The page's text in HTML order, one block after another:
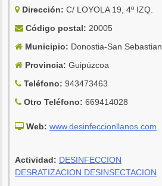
Dirección: C/ LOYOLA 19, 4º IZQ.
Código postal: 20005
Municipio: Donostia-San Sebastian
Provincia: Guipúzcoa
Teléfono: 943473463
Otro Teléfono: 669414028
Web: www.desinfeccionllanos.com
Actividad: DESINFECCION
DESRATIZACION DESINSECTACION